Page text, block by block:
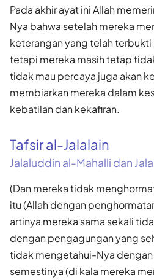
Pada akhir ayat ini Allah
Nya bahwa setelah mereka
keterangan yang telah terbukti
tetapi mereka masih tetap
tidak mau percaya juga akan
membiarkan mereka dalam
kebatilan dan kekafiran.
Tafsir al-Jalalain
Jalaluddin al-Mahalli dan
(Dan mereka tidak
itu (Allah dengan
artinya mereka sama sekali
dengan pengagungan yang
tidak mengetahui-Nya
semestinya (di kala mereka